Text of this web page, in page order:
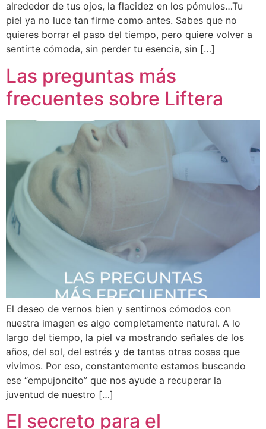
alrededor de tus ojos, la flacidez en los pómulos…Tu
piel ya no luce tan firme como antes. Sabes que no
quieres borrar el paso del tiempo, pero quiere volver a
sentirte cómoda, sin perder tu esencia, sin […]
Las preguntas más
frecuentes sobre Liftera
El deseo de vernos bien y sentirnos cómodos con
nuestra imagen es algo completamente natural. A lo
largo del tiempo, la piel va mostrando señales de los
años, del sol, del estrés y de tantas otras cosas que
vivimos. Por eso, constantemente estamos buscando
ese “empujoncito” que nos ayude a recuperar la
juventud de nuestro […]
El secreto para el